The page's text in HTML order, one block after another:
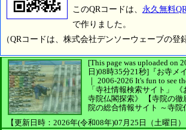
このQRコードは、 永久無料
で作りました。
（QRコードは、株式会社デンソーウェーブの登
[This page was uploaded on
日)08時35分21秒] 『お寺メ
｜ 2006-2026 It's fun to see
「寺社情報検索サイト」
寺院仏閣探索》
【寺院の徹
院の総合情報サイト ～寺院
【更新日時：2026年(令和08年)07月25日（土曜日）